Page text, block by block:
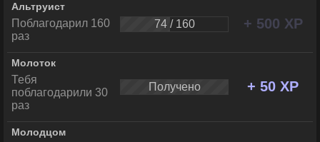
Альтруист
Поблагодарил 160
раз
74 / 160 + 500 XP
Молоток
Тебя
поблагодарили 30
раз
Получено + 50 XP
Молодцом